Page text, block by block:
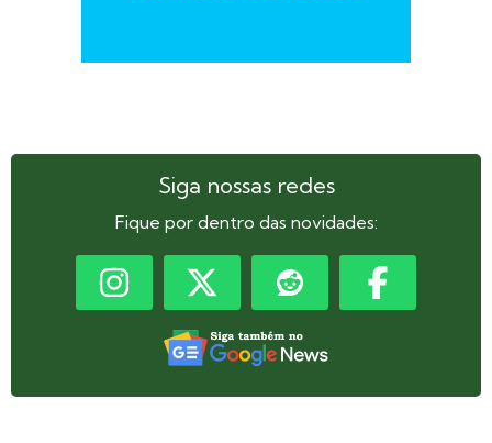
Siga nossas redes
Fique por dentro das novidades: